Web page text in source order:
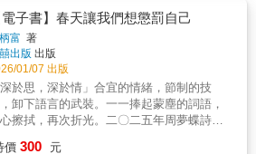
顯眼的路障，即使經歷太多選擇與不被選
，而長滿稜角，也請你們看見周先陌，他不
自己的語言中忘記溫柔。他就像個赤裸的
，透過鏡面凝視自己，同時發現身後無比
的世界，那裡有神明的慶典，有失智的老
，有無數成熟的果實爛在樹上，他不能提前
死亡，卻真心為一個春天即將迎來的結局
──扈嘉仁（詩人）這是一部努力壓
又自我揭露的詩集。充滿著由隱晦的訊息與
力，親像一窟淨俐个泉水，同世俗風塵洗淨
詩人張芳慈毋單淨係客話詩壇个擎頭人，
係臺灣當代詩壇項一道做毋得缺少个、篤
有力个光明。在《爧》這本詩集裡背毋只
客家个詩，同時乜係佢對人生滋味个覺悟。
集。從香港，到台灣，從昨天，到今天。詩
歷了編輯的職途、城的呼喊與崩壞、世紀
、遷流到海的另一邊。寫詩，既是以詩自
也是深入時間，嘗試刻下生活與時代的諸
轉折。我的植物是小的窒息的，從窗外看它
黑暗枝繁葉茂 ──〈家園〉✦✦✦✦✦✦本
〈天亮請編輯〉〈天黑別洗碗〉〈百浪多
〈星的免疫時刻〉〈到時見〉五輯，收錄
十四首詩作。詩集的成形，背後是詩人對
電子書】春天讓我們想懲罰自己
富 著
出版 出版
01/07 出版
深於思，深於情」合宜的情緒，節制的技
卸下語言的武裝。一一捧起蒙塵的詞語，
擦拭，再次折光。二〇二五年周夢蝶詩獎
價 300 元